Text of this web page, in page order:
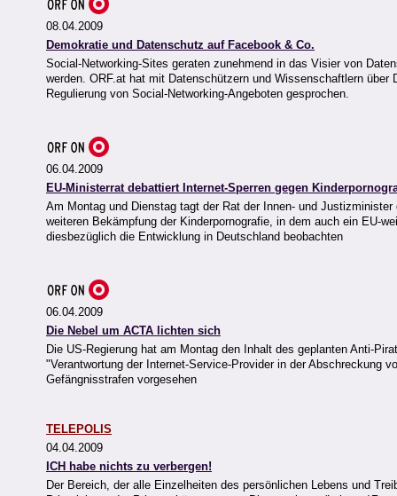
08.04.2009
Demokratie und Datenschutz auf Facebook & Co.
Social-Networking-Sites geraten zunehmend in das Visier von
werden. ORF.at hat mit Datenschützern und Wissenschaftlern
Regulierung von Social-Networking-Angeboten gesprochen.
06.04.2009
EU-Ministerrat debattiert Internet-Sperren gegen
Am Montag und Dienstag tagt der Rat der Innen- und
weiteren Bekämpfung der Kinderpornografie, in dem auch ein EU-
diesbezüglich die Entwicklung in Deutschland beobachten
06.04.2009
Die Nebel um ACTA lichten sich
Die US-Regierung hat am Montag den Inhalt des geplanten Anti-
"Verantwortung der Internet-Service-Provider in der Abschreckung
Gefängnisstrafen vorgesehen
TELEPOLIS
04.04.2009
ICH habe nichts zu verbergen!
Der Bereich, der alle Einzelheiten des persönlichen Lebens und